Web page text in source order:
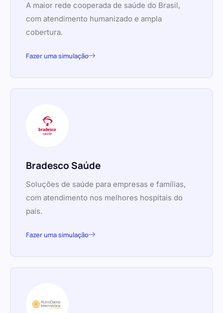
A maior rede cooperada de saúde do Brasil,
com atendimento humanizado e ampla
cobertura.
Fazer uma simulação
Bradesco Saúde
Soluções de saúde para empresas e famílias,
com atendimento nos melhores hospitais do
país.
Fazer uma simulação